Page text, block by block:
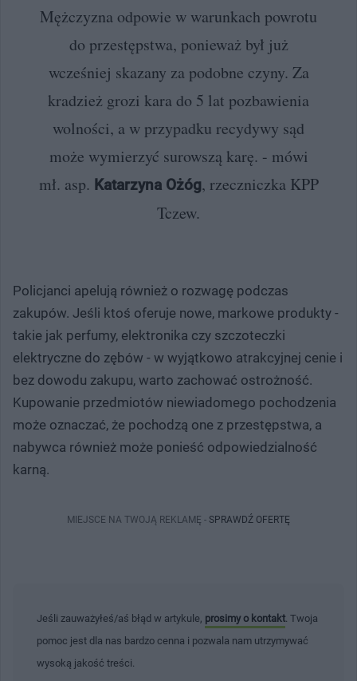
Mężczyzna odpowie w warunkach powrotu
do przestępstwa, ponieważ był już
wcześniej skazany za podobne czyny. Za
kradzież grozi kara do 5 lat pozbawienia
wolności, a w przypadku recydywy sąd
może wymierzyć surowszą karę. - mówi
mł. asp. Katarzyna Ożóg, rzeczniczka KPP
Tczew.
Policjanci apelują również o rozwagę podczas
zakupów. Jeśli ktoś oferuje nowe, markowe produkty -
takie jak perfumy, elektronika czy szczoteczki
elektryczne do zębów - w wyjątkowo atrakcyjnej cenie i
bez dowodu zakupu, warto zachować ostrożność.
Kupowanie przedmiotów niewiadomego pochodzenia
może oznaczać, że pochodzą one z przestępstwa, a
nabywca również może ponieść odpowiedzialność
karną.
MIEJSCE NA TWOJĄ REKLAMĘ - SPRAWDŹ OFERTĘ
Jeśli zauważyłeś/aś błąd w artykule, prosimy o kontakt . Twoja
pomoc jest dla nas bardzo cenna i pozwala nam utrzymywać
wysoką jakość treści.